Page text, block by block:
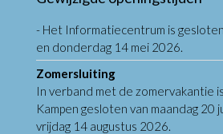
- Het Informatiecentrum is
en donderdag 14 mei 2026.
Zomersluiting
In verband met de zomervakantie
Kampen gesloten van maandag 20
vrijdag 14 augustus 2026.